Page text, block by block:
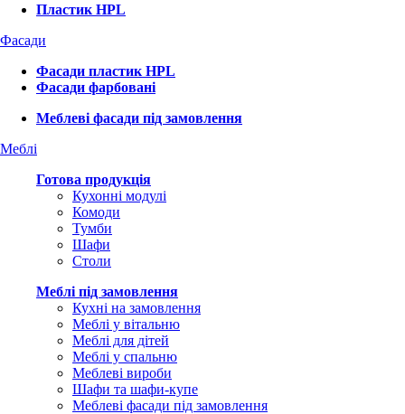
Пластик HPL
Фасади
Фасади пластик HPL
Фасади фарбовані
Меблеві фасади під замовлення
Меблі
Готова продукція
Кухонні модулі
Комоди
Тумби
Шафи
Столи
Меблі під замовлення
Кухні на замовлення
Меблі у вітальню
Меблі для дітей
Меблі у спальню
Меблеві вироби
Шафи та шафи-купе
Меблеві фасади під замовлення